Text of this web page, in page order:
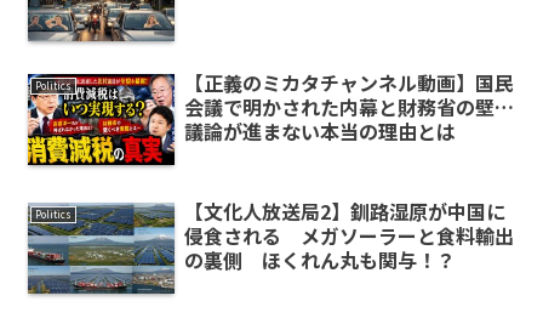
Politics
【正義のミカタチャンネル動画】国民
会議で明かされた内幕と財務省の壁…
議論が進まない本当の理由とは
Politics
【文化人放送局2】釧路湿原が中国に
侵食される メガソーラーと食料輸出
の裏側 ほくれん丸も関与！？